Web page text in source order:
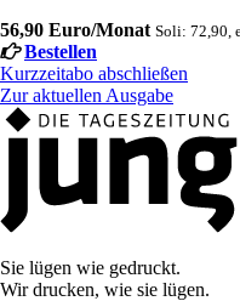
56,90 Euro/Monat Soli: 72,90,
Bestellen
Kurzzeitabo abschließen
Zur aktuellen Ausgabe
Sie lügen wie gedruckt.
Wir drucken, wie sie lügen.